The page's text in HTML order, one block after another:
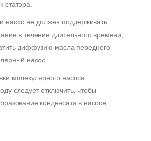
статора.
насос не должен поддерживать
в течение длительного времени,
диффузию масла переднего
насос.
молекулярного насоса
следует отключить, чтобы
конденсата в насосе.